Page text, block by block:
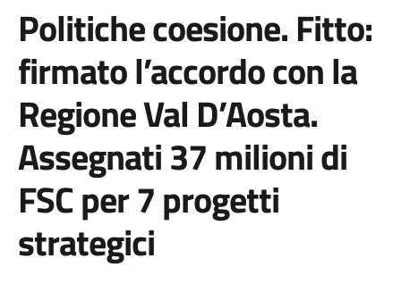
Politiche coesione. Fitto:
firmato l’accordo con la
Regione Val D’Aosta.
Assegnati 37 milioni di
FSC per 7 progetti
strategici